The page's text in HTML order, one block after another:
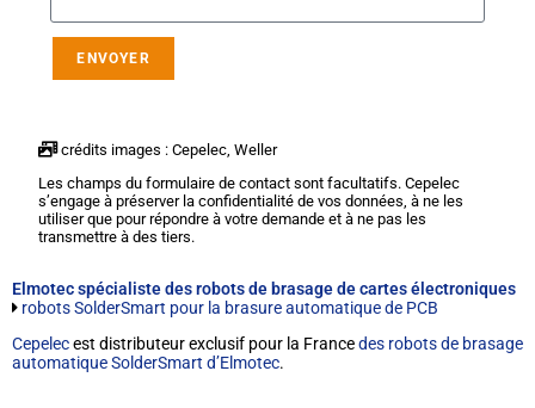
ENVOYER
crédits images : Cepelec, Weller
Les champs du formulaire de contact sont facultatifs. Cepelec
s’engage à préserver la confidentialité de vos données, à ne les
utiliser que pour répondre à votre demande et à ne pas les
transmettre à des tiers.
Elmotec spécialiste des robots de brasage de cartes électroniques
robots SolderSmart pour la brasure automatique de PCB
Cepelecest distributeur exclusif pour la Francedes robots de brasage
automatique SolderSmart d’Elmotec.